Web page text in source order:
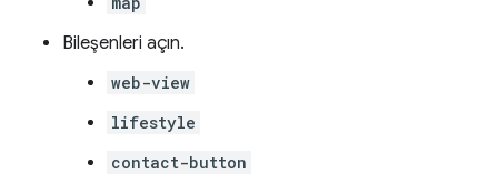
Bileşenleri açın.
web-view
lifestyle
contact-button